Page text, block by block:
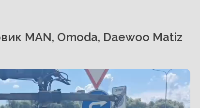
MAN, Omoda, Daewoo Matiz